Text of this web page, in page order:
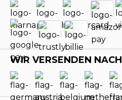
WIR VERSENDEN NACH